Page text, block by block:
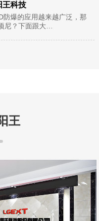
王科技
防爆的应用越来越广泛，那
尼？下面跟大…
王